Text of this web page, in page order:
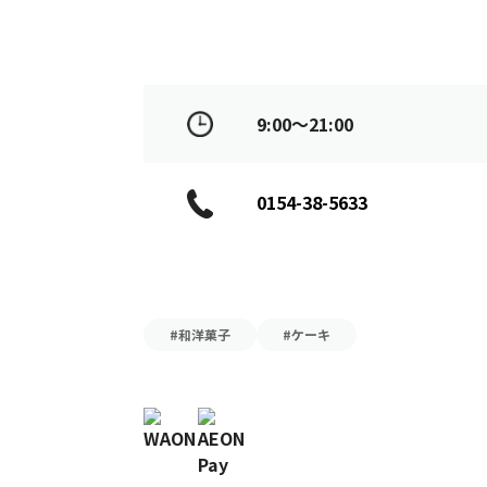
9:00～21:00
0154-38-5633
#和洋菓子 #ケーキ